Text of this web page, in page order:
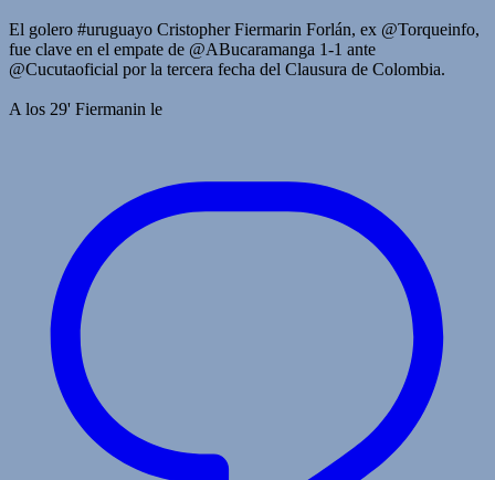
El golero #uruguayo Cristopher Fiermarin Forlán, ex @Torqueinfo,
fue clave en el empate de @ABucaramanga 1-1 ante
@Cucutaoficial por la tercera fecha del Clausura de Colombia.
A los 29' Fiermanin le